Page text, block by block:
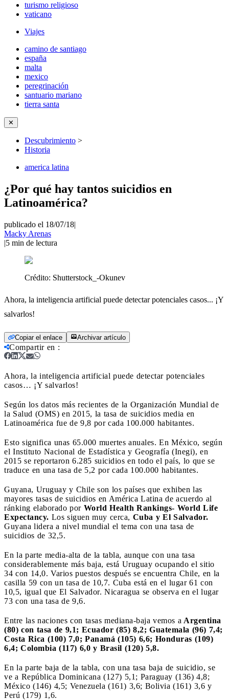
turismo religioso
vaticano
Viajes
camino de santiago
españa
malta
mexico
peregrinación
santuario mariano
tierra santa
✕
Descubrimiento >
Historia
america latina
¿Por qué hay tantos suicidios en
Latinoamérica?
publicado el 18/07/18|
Macky Arenas
|5 min de lectura
Crédito: Shutterstock_-Okunev
Ahora, la inteligencia artificial puede detectar potenciales casos... ¡Y
salvarlos!
Copiar el enlace Archivar artículo
Compartir en :
Ahora, la inteligencia artificial puede detectar potenciales
casos… ¡Y salvarlos!
Según los datos más recientes de la Organización Mundial de
la Salud (OMS) en 2015, la tasa de suicidios media en
Latinoamérica fue de 9,8 por cada 100.000 habitantes.
Esto significa unas 65.000 muertes anuales. En México, según
el Instituto Nacional de Estadística y Geografía (Inegi), en
2015 se reportaron 6.285 suicidios en todo el país, lo que se
traduce en una tasa de 5,2 por cada 100.000 habitantes.
Guyana, Uruguay y Chile son los países que exhiben las
mayores tasas de suicidios en América Latina de acuerdo al
ránking elaborado por World Health Rankings- World Life
Expectancy. Los siguen muy cerca, Cuba y El Salvador.
Guyana lidera a nivel mundial el tema con una tasa de
suicidios de 32,5.
En la parte media-alta de la tabla, aunque con una tasa
considerablemente más baja, está Uruguay ocupando el sitio
34 con 14,0. Varios puestos después se encuentra Chile, en la
casilla 59 con un tasa de 10,7. Cuba está en el lugar 61 con
10,5, igual que El Salvador. Nicaragua se observa en el lugar
73 con una tasa de 9,6.
Entre las naciones con tasas mediana-baja vemos a Argentina
(80) con tasa de 9,1; Ecuador (85) 8,2; Guatemala (96) 7,4;
Costa Rica (100) 7,0; Panamá (105) 6,6; Honduras (109)
6,4; Colombia (117) 6,0 y Brasil (120) 5,8.
En la parte baja de la tabla, con una tasa baja de suicidio, se
ve a República Dominicana (127) 5,1; Paraguay (136) 4,8;
México (146) 4,5; Venezuela (161) 3,6; Bolivia (161) 3,6 y
Perú (179) 1,6.